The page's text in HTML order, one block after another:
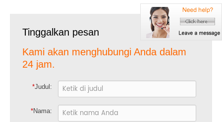
Tinggalkan pesan Email kami
Kami akan menghubungi Anda dalam
24 jam.
*Judul:
*Nama: